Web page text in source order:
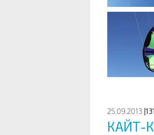
25.09.2013
КАЙТ-